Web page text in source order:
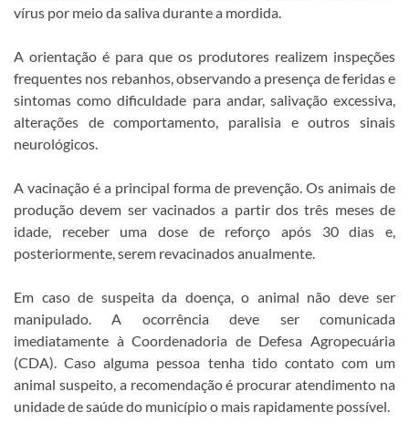
vírus por meio da saliva durante a mordida.
A orientação é para que os produtores realizem inspeções
frequentes nos rebanhos, observando a presença de feridas e
sintomas como dificuldade para andar, salivação excessiva,
alterações de comportamento, paralisia e outros sinais
neurológicos.
A vacinação é a principal forma de prevenção. Os animais de
produção devem ser vacinados a partir dos três meses de
idade, receber uma dose de reforço após 30 dias e,
posteriormente, serem revacinados anualmente.
Em caso de suspeita da doença, o animal não deve ser
manipulado. A ocorrência deve ser comunicada
imediatamente à Coordenadoria de Defesa Agropecuária
(CDA). Caso alguma pessoa tenha tido contato com um
animal suspeito, a recomendação é procurar atendimento na
unidade de saúde do município o mais rapidamente possível.